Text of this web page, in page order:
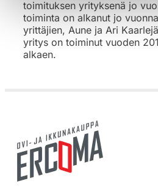
toimituksen yrityksenä jo
toiminta on alkanut jo
yrittäjien, Aune ja Ari
yritys on toiminut vuoden
alkaen.